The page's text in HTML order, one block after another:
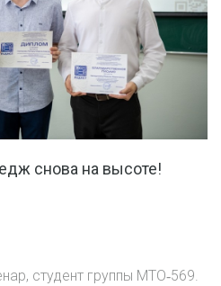
снова на высоте!
студент группы МТО‑569.